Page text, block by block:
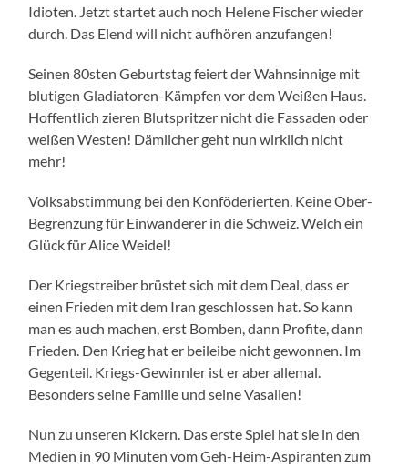
Idioten. Jetzt startet auch noch Helene Fischer wieder
durch. Das Elend will nicht aufhören anzufangen!
Seinen 80sten Geburtstag feiert der Wahnsinnige mit
blutigen Gladiatoren-Kämpfen vor dem Weißen Haus.
Hoffentlich zieren Blutspritzer nicht die Fassaden oder
weißen Westen! Dämlicher geht nun wirklich nicht
mehr!
Volksabstimmung bei den Konföderierten. Keine Ober-
Begrenzung für Einwanderer in die Schweiz. Welch ein
Glück für Alice Weidel!
Der Kriegstreiber brüstet sich mit dem Deal, dass er
einen Frieden mit dem Iran geschlossen hat. So kann
man es auch machen, erst Bomben, dann Profite, dann
Frieden. Den Krieg hat er beileibe nicht gewonnen. Im
Gegenteil. Kriegs-Gewinnler ist er aber allemal.
Besonders seine Familie und seine Vasallen!
Nun zu unseren Kickern. Das erste Spiel hat sie in den
Medien in 90 Minuten vom Geh-Heim-Aspiranten zum